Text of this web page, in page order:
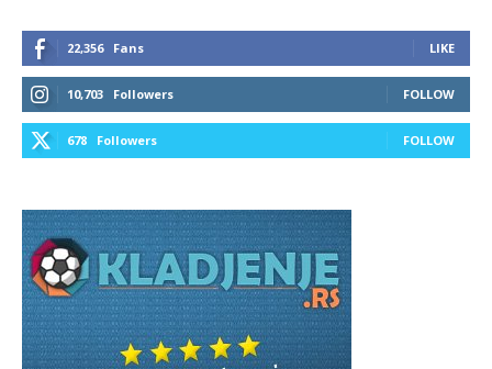
22,356 Fans LIKE
10,703 Followers FOLLOW
678 Followers FOLLOW